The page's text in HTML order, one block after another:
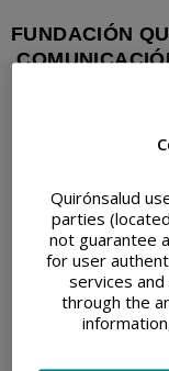
FUNDACIÓN
Cada
a la
17/01/2025
Quirónsalud
parties
not guarantee
for user
services
through the